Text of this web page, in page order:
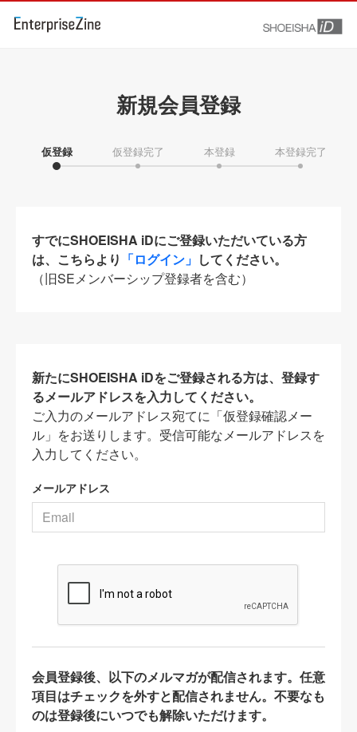
新規会員登録
仮登録 仮登録完了 本登録 本登録完了
すでにSHOEISHA iDにご登録いただいている方
は、こちらより 「ログイン」 してください。
（旧SEメンバーシップ登録者を含む）
新たにSHOEISHA iDをご登録される方は、登録す
るメールアドレスを入力してください。
ご入力のメールアドレス宛てに「仮登録確認メー
ル」をお送りします。受信可能なメールアドレスを
入力してください。
メールアドレス
会員登録後、以下のメルマガが配信されます。任意
項目はチェックを外すと配信されません。不要なも
のは登録後にいつでも解除いただけます。